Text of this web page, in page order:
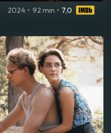
2024 • 92 min • 7,0